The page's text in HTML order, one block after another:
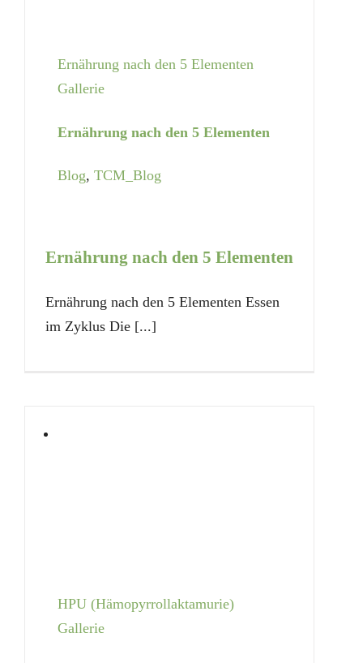
Ernährung nach den 5 Elementen
Gallerie
Ernährung nach den 5 Elementen
Blog, TCM_Blog
Ernährung nach den 5 Elementen
Ernährung nach den 5 Elementen Essen
im Zyklus Die [...]
HPU (Hämopyrrollaktamurie)
Gallerie